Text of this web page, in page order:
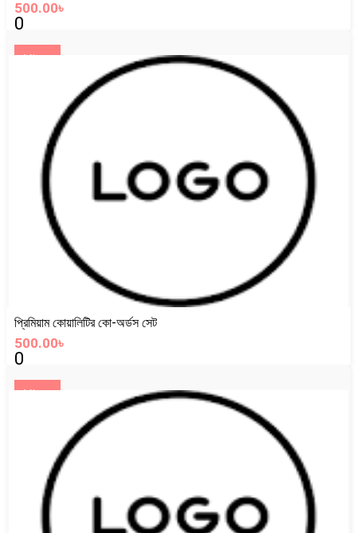
500.00৳
0
View
প্রিমিয়াম কোয়ালিটির কো-অর্ডস সেট
500.00৳
0
View